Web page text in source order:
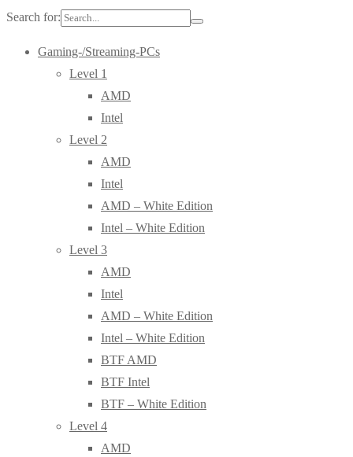
Search for:
Gaming-/Streaming-PCs
Level 1
AMD
Intel
Level 2
AMD
Intel
AMD – White Edition
Intel – White Edition
Level 3
AMD
Intel
AMD – White Edition
Intel – White Edition
BTF AMD
BTF Intel
BTF – White Edition
Level 4
AMD